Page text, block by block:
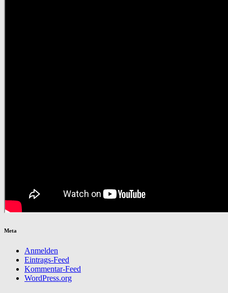
Meta
Anmelden
Eintrags-Feed
Kommentar-Feed
WordPress.org